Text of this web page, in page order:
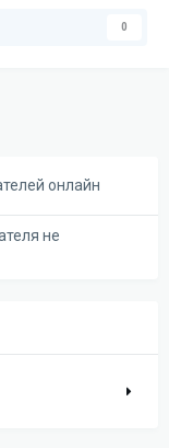
0
онлайн
не